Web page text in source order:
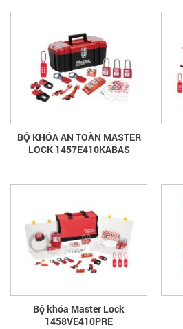
BỘ KHÓA AN TOÀN MASTER
LOCK 1457E410KABAS
Bộ khóa Master Lock
1458VE410PRE